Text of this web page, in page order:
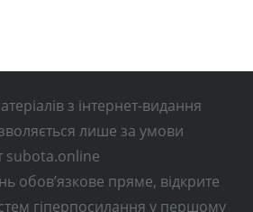
з інтернет-видання
лише за умови
subota.online
обов’язкове пряме, відкрите
гіперпосилання у першому